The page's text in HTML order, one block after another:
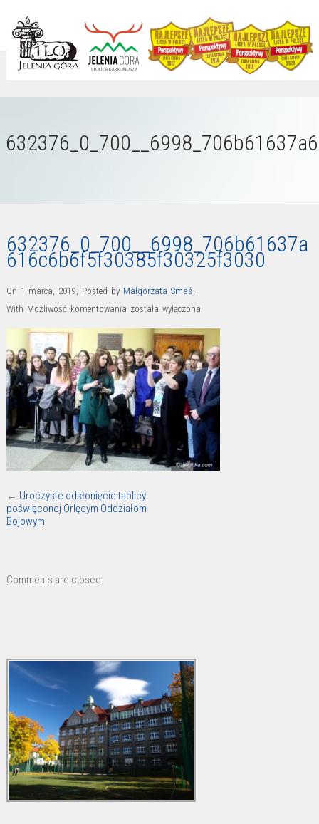
632376_0_700__6998_706b61637a
616c6b6f5f30385f30325f3030
On 1 marca, 2019, Posted by Małgorzata Smaś ,
With Możliwość komentowania została wyłączona
← Uroczyste odsłonięcie tablicy
poświęconej Orlęcym Oddziałom
Bojowym
Comments are closed.